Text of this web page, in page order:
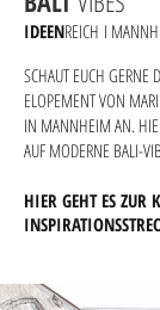
IDEENREICH I M
SCHAUT EUCH GERNE
ELOPEMENT VON
IN MANNHEIM AN.
AUF MODERNE BALI-
HIER GEHT ES ZUR